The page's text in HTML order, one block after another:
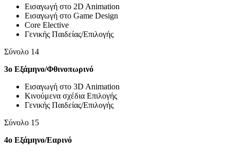
Εισαγωγή στο 2D Animation
Εισαγωγή στο Game Design
Core Elective
Γενικής Παιδείας/Επιλογής
Σύνολο 14
3ο Εξάμηνο/Φθινοπωρινό
Εισαγωγή στο 3D Animation
Κινούμενα σχέδια Επιλογής
Γενικής Παιδείας/Επιλογής
Σύνολο 15
4ο Εξάμηνο/Εαρινό